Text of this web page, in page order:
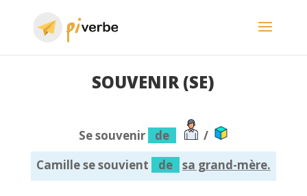
SOUVENIR (SE)
Se souvenir de
/
Camille se souvient
de sa grand-mère.